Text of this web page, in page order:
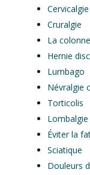
Cervicalgie
Cruralgie
La
Hernie
Lumbago
Névralgie
Torticolis
Lombalgie
Éviter la
Sciatique
Douleurs